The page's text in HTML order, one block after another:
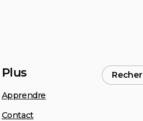
Plus
Apprendre
Contact